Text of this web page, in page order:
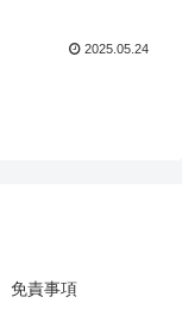
2025.05.24
免責事項